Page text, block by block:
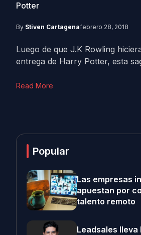
Potter
By Stiven Cartagenafebrero 28, 2018
Luego de que J.K Rowling
entrega de Harry Potter, esta
Read More
Popular
Las empresas
apuestan por
talento remoto
Leadsales lleva